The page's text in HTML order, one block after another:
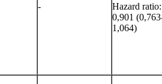
-
Hazard ratio:
0,901
1,064)